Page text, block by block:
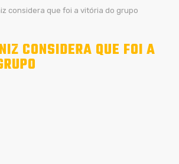
considera que foi a vitória do grupo
CONSIDERA QUE FOI A